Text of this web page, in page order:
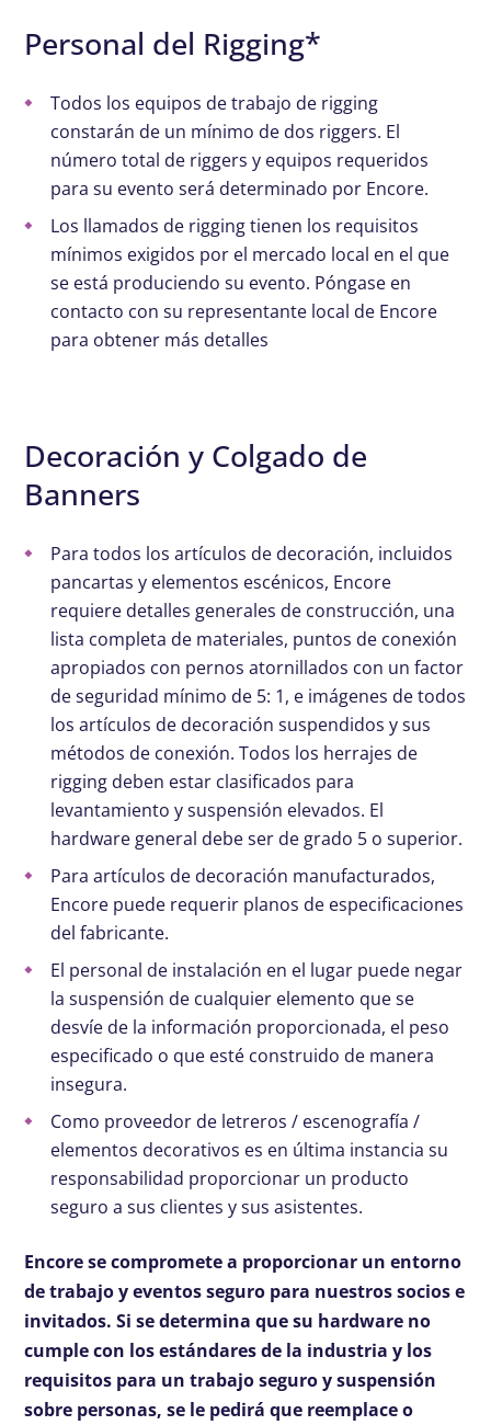
Personal del Rigging*
Todos los equipos de trabajo de rigging
constarán de un mínimo de dos riggers. El
número total de riggers y equipos requeridos
para su evento será determinado por Encore.
Los llamados de rigging tienen los requisitos
mínimos exigidos por el mercado local en el que
se está produciendo su evento. Póngase en
contacto con su representante local de Encore
para obtener más detalles
Decoración y Colgado de
Banners
Para todos los artículos de decoración, incluidos
pancartas y elementos escénicos, Encore
requiere detalles generales de construcción, una
lista completa de materiales, puntos de conexión
apropiados con pernos atornillados con un factor
de seguridad mínimo de 5: 1, e imágenes de todos
los artículos de decoración suspendidos y sus
métodos de conexión. Todos los herrajes de
rigging deben estar clasificados para
levantamiento y suspensión elevados. El
hardware general debe ser de grado 5 o superior.
Para artículos de decoración manufacturados,
Encore puede requerir planos de especificaciones
del fabricante.
El personal de instalación en el lugar puede negar
la suspensión de cualquier elemento que se
desvíe de la información proporcionada, el peso
especificado o que esté construido de manera
insegura.
Como proveedor de letreros / escenografía /
elementos decorativos es en última instancia su
responsabilidad proporcionar un producto
seguro a sus clientes y sus asistentes.
Encore se compromete a proporcionar un entorno
de trabajo y eventos seguro para nuestros socios e
invitados. Si se determina que su hardware no
cumple con los estándares de la industria y los
requisitos para un trabajo seguro y suspensión
sobre personas, se le pedirá que reemplace o